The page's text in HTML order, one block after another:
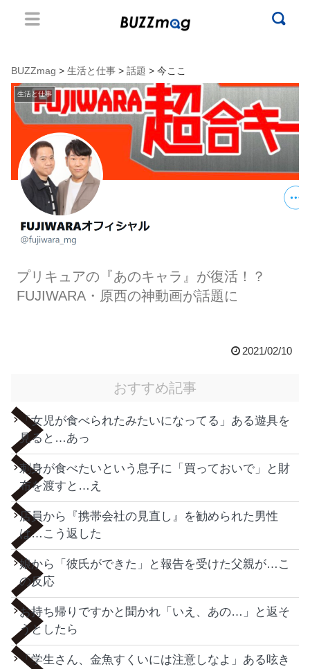
BUZZmag > 生活と仕事 > 話題 > 今ここ
生活と仕事
プリキュアの『あのキャラ』が復活！？
FUJIWARA・原西の神動画が話題に
2021/02/10
おすすめ記事
「女児が食べられたみたいになってる」ある遊具を
見ると…あっ
刺身が食べたいという息子に「買っておいで」と財
布を渡すと…え
店員から『携帯会社の見直し』を勧められた男性
は…こう返した
娘から「彼氏ができた」と報告を受けた父親が…こ
の反応
お持ち帰りですかと聞かれ「いえ、あの…」と返そ
うとしたら
「学生さん、金魚すくいには注意しなよ」ある呟き